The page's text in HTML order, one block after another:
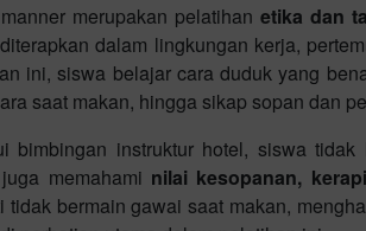
merupakan pelatihan etika dan
dalam lingkungan kerja,
ini, siswa belajar cara duduk yang
saat makan, hingga sikap sopan dan
bimbingan instruktur hotel, siswa
memahami nilai kesopanan,
tidak bermain gawai saat makan,